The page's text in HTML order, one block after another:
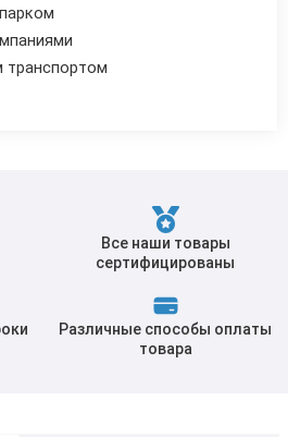
Все наши товары
сертифицированы
Различные способы оплаты
товара